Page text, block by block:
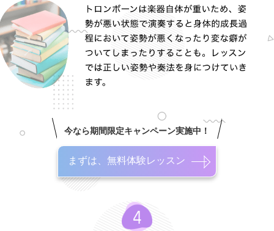
今なら期間限定キャンペーン実施中！
まずは、無料体験レッスン